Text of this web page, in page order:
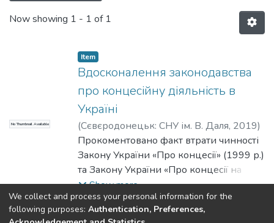
Now showing 1 - 1 of 1
No Thumbnail Available
Item
Вдосконалення законодавства
про концесійну діяльність в
Україні
(Сєвєродонецьк: СНУ ім. В. Даля, 2019)
Терещенко, С. В.; Tereshchenko, Serhii
Прокоментовано факт втрати чинності
Закону України «Про концесії» (1999 р.)
та Закону України «Про концесії на
будівництво та експлуатацію
автомобільних доріг» (2000 р.).
Здійснено аналіз наукових досліджень
Show more
We collect and process your personal information for the
following purposes: Authentication, Preferences,